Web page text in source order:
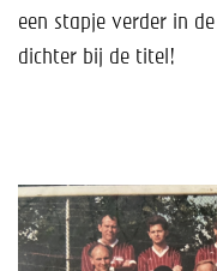
een stapje verder in
dichter bij de titel!